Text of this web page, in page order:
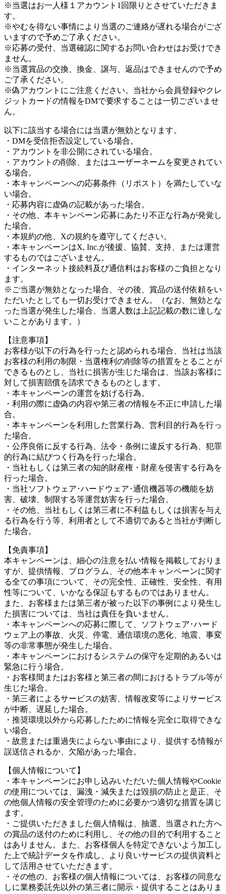
※当選はお一人様１アカウント1回限りとさせていただきま
す。
※やむを得ない事情により当選のご連絡が遅れる場合がござ
いますので予めご了承ください。
※応募の受付、当選確認に関するお問い合わせはお受けでき
ません。
※当選賞品の交換、換金、譲与、返品はできませんので予め
ご了承ください。
※偽アカウントにご注意ください。当社から会員登録やクレ
ジットカードの情報をDMで要求することは一切ございませ
ん。
以下に該当する場合には当選が無効となります。
・DMを受信拒否設定している場合。
・アカウントを非公開にされている場合。
・アカウントの削除、またはユーザーネームを変更されてい
る場合。
・本キャンペーンへの応募条件（リポスト）を満たしていな
い場合。
・応募内容に虚偽の記載があった場合。
・その他、本キャンペーン応募にあたり不正な行為が発覚し
た場合。
・本規約の他、Xの規約を遵守してください。
・本キャンペーンはX, Inc.が後援、協賛、支持、または運営
するものではございません。
・インターネット接続料及び通信料はお客様のご負担となり
ます。
※ご当選が無効となった場合、その後、賞品の送付依頼をい
ただいたとしても一切お受けできません。（なお、無効とな
った当選が発生した場合、当選人数は上記記載の数に達しな
いことがあります。）
【注意事項】
お客様が以下の行為を行ったと認められる場合、当社は当該
お客様の利用の制限・当選権利の削除等の措置をとることが
できるものとし、当社に損害が生じた場合は、当該お客様に
対して損害賠償を請求できるものとします。
・本キャンペーンの運営を妨げる行為。
・利用の際に虚偽の内容や第三者の情報を不正に申請した場
合。
・本キャンペーンを利用した営業行為、営利目的行為を行っ
た場合。
・公序良俗に反する行為、法令・条例に違反する行為、犯罪
的行為に結びつく行為を行った場合。
・当社もしくは第三者の知的財産権・財産を侵害する行為を
行った場合。
・当社ソフトウェア･ハードウェア･通信機器等の機能を妨
害、破壊、制限する等運営妨害を行った場合。
・その他、当社もしくは第三者に不利益もしくは損害を与え
る行為を行う等、利用者として不適切であると当社が判断し
た場合。
【免責事項】
本キャンペーンは、細心の注意を払い情報を掲載しておりま
すが、提供情報、プログラム、その他本キャンペーンに関す
る全ての事項について、その完全性、正確性、安全性、有用
性等について、いかなる保証もするものではありません。
また、お客様または第三者が被った以下の事例により発生し
た損害については、当社は責任を負いません。
・本キャンペーンへの応募に際して、ソフトウェア･ハード
ウェア上の事故、火災、停電、通信環境の悪化、地震、事変
等の非常事態が発生した場合。
・本キャンペーンにおけるシステムの保守を定期的あるいは
緊急に行う場合。
・お客様間またはお客様と第三者の間におけるトラブル等が
生じた場合。
・第三者によるサービスの妨害、情報改変等によりサービス
が中断、遅延した場合。
・推奨環境以外から応募したために情報を完全に取得できな
い場合。
・故意または重過失によらない事由により、提供する情報が
誤送信されるか、欠陥があった場合。
【個人情報について】
・本キャンペーンにお申し込みいただいた個人情報やCookie
の使用については、漏洩・減失または毀損の防止と是正、そ
の他個人情報の安全管理のために必要かつ適切な措置を講じ
ます。
・ご提供いただきました個人情報は、抽選、当選された方へ
の賞品の送付のために利用し、その他の目的で利用すること
はありません。また、お客様個人を特定できないよう加工し
た上で統計データを作成し、より良いサービスの提供資料と
して活用させていただきます。
・その他の、お客様の個人情報については、お客様の同意な
しに業務委託先以外の第三者に開示・提供することはありま